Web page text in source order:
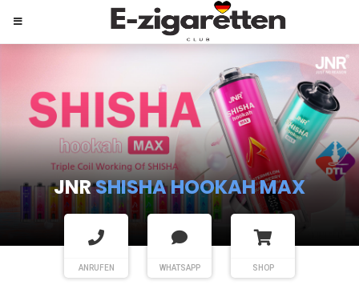
JNRSHISHA HOOKAH MAX
ANRUFEN WHATSAPP SHOP